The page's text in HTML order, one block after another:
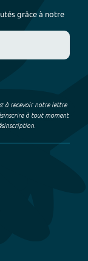
grâce à notre
à recevoir notre lettre
à tout moment